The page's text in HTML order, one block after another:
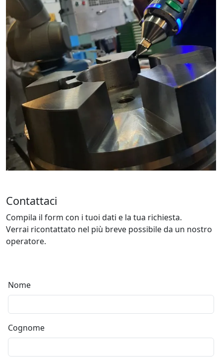
Contattaci
Compila il form con i tuoi dati e la tua richiesta.
Verrai ricontattato nel più breve possibile da un nostro
operatore.
Nome
Cognome